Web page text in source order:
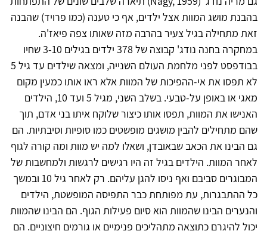
בהבנת מושג המוות אצל ילדים, אף כי טענה (כמו פרויד) שהבנה
זאת מתחילה בגיל צעיר בהרבה מזה שאותו צפה פיאז'ה.
במחקרה בחנה נודג' קבוצה של 378 ילדים בגילים 3-10 שחיו
בבודפסט לפני מלחמת העולם השנייה, ומצאה שילדים עד גיל 5
לא תפסו את אי-ההפיכות של המוות אלא ראו אותו כמעין מקום
מאגי או באופן על-טבעי. בשלב השני, מגיל 5 ועד 10, הילדים
האנישו את המוות, תפסו אותו כיצור שלוקח איתו בני אדם, תוך
שהם מתחילים להבין מושגים מופשטים כמו סופיות וסיבתיות. הם
גם הבינו את הכאב שבאובדן, ושאלו למה יש מוות ומה קורה לגוף
לאחר המוות. הילדים בגיל זה היו רגישים לרגשות ולמחשבות של
המבוגרים סביבם ואף ניסו להגן עליהם. רק לאחר גיל 10 ובמשך
כל ההתבגרות, עת מפותחת כבר התפיסה המופשטת, הילדים
והנערים הבינו שהמוות הוא סיום פעילות הגוף. הם הבינו שהמוות
יכול להיגרם כתוצאה מתהליכים פנימיים או גורמים חיצוניים. הם